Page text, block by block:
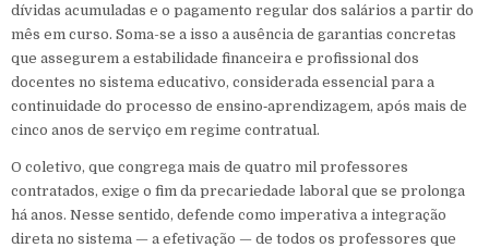
dívidas acumuladas e o pagamento regular dos salários a partir do
mês em curso. Soma-se a isso a ausência de garantias concretas
que assegurem a estabilidade financeira e profissional dos
docentes no sistema educativo, considerada essencial para a
continuidade do processo de ensino‑aprendizagem, após mais de
cinco anos de serviço em regime contratual.
O coletivo, que congrega mais de quatro mil professores
contratados, exige o fim da precariedade laboral que se prolonga
há anos. Nesse sentido, defende como imperativa a integração
direta no sistema — a efetivação — de todos os professores que